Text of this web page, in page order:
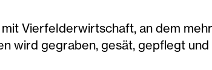
Vierfelderwirtschaft, an dem
wird gegraben, gesät, gepflegt